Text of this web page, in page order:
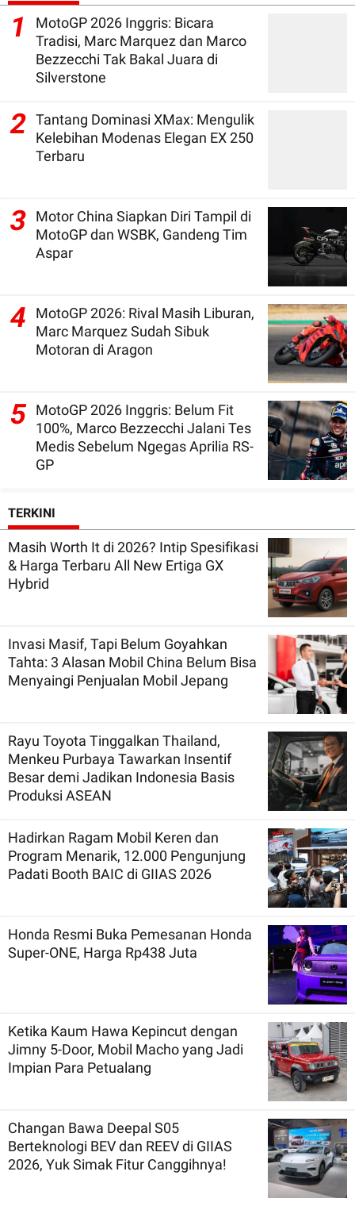
1
MotoGP 2026 Inggris: Bicara
Tradisi, Marc Marquez dan Marco
Bezzecchi Tak Bakal Juara di
Silverstone
2 Tantang Dominasi XMax: Mengulik
Kelebihan Modenas Elegan EX 250
Terbaru
3
Motor China Siapkan Diri Tampil di
MotoGP dan WSBK, Gandeng Tim
Aspar
4
MotoGP 2026: Rival Masih Liburan,
Marc Marquez Sudah Sibuk
Motoran di Aragon
5 MotoGP 2026 Inggris: Belum Fit
100%, Marco Bezzecchi Jalani Tes
Medis Sebelum Ngegas Aprilia RS-
GP
TERKINI
Masih Worth It di 2026? Intip Spesifikasi
& Harga Terbaru All New Ertiga GX
Hybrid
Invasi Masif, Tapi Belum Goyahkan
Tahta: 3 Alasan Mobil China Belum Bisa
Menyaingi Penjualan Mobil Jepang
Rayu Toyota Tinggalkan Thailand,
Menkeu Purbaya Tawarkan Insentif
Besar demi Jadikan Indonesia Basis
Produksi ASEAN
Hadirkan Ragam Mobil Keren dan
Program Menarik, 12.000 Pengunjung
Padati Booth BAIC di GIIAS 2026
Honda Resmi Buka Pemesanan Honda
Super-ONE, Harga Rp438 Juta
Ketika Kaum Hawa Kepincut dengan
Jimny 5-Door, Mobil Macho yang Jadi
Impian Para Petualang
Changan Bawa Deepal S05
Berteknologi BEV dan REEV di GIIAS
2026, Yuk Simak Fitur Canggihnya!